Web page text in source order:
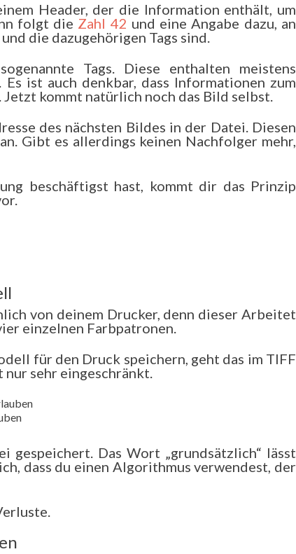
Header, der die Information enthält, um
folgt die Zahl 42 und eine Angabe dazu, an
die dazugehörigen Tags sind.
Tags. Diese enthalten meistens
ist auch denkbar, dass Informationen zum
kommt natürlich noch das Bild selbst.
des nächsten Bildes in der Datei. Diesen
Gibt es allerdings keinen Nachfolger mehr,
beschäftigst hast, kommt dir das Prinzip
von deinem Drucker, denn dieser Arbeitet
einzelnen Farbpatronen.
für den Druck speichern, geht das im TIFF
nur sehr eingeschränkt.
Das Wort „grundsätzlich“ lässt
dass du einen Algorithmus verwendest, der